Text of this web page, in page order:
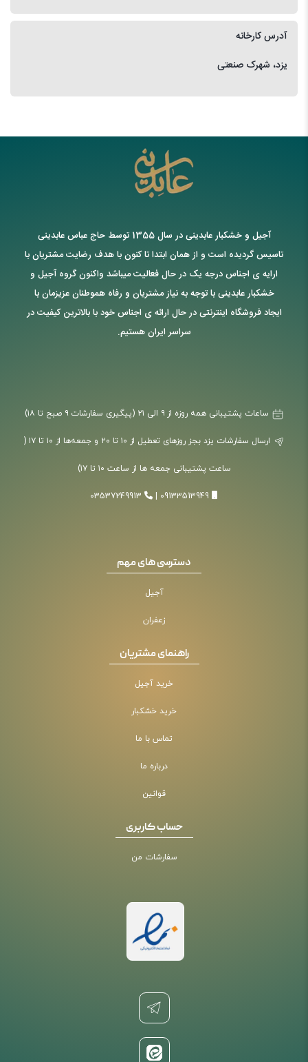
آدرس کارخانه
یزد، شهرک صنعتی
آجیل و خشکبار عابدینی در سال 1355 توسط حاج عباس عابدینی
تاسیس گردیده است و از همان ابتدا تا کنون با هدف رضایت مشتریان با
ارایه ی اجناس درجه یک در حال فعالیت میباشد واکنون گروه آجیل و
خشکبار عابدینی با توجه به نیاز مشتریان و رفاه هموطنان عزیزمان با
ایجاد فروشگاه اینترنتی در حال ارائه ی اجناس خود با بالاترین کیفیت در
سراسر ایران هستیم.
ارسال سفارشات یزد بجز روزهای تعطیل از ۱۰ تا ۲۰ و جمعه‌ها از ۱۰ تا ۱۷ (
ساعت پشتیبانی جمعه ها از ساعت ۱۰ تا ۱۷)
09133513949
03537249913
دسترسی های مهم
آجیل
زعفران
راهنمای مشتریان
خرید آجیل
خرید خشکبار
تماس با ما
درباره ما
قوانین
حساب کاربری
سفارشات من